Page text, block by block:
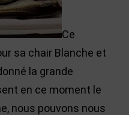
Ce
sa chair Blanche et
la grande
en ce moment le
nous pouvons nous